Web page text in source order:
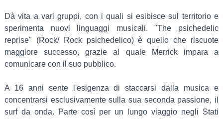
Dà vita a vari gruppi, con i quali si esibisce sul territorio e
sperimenta nuovi linguaggi musicali. "The psichedelic
reprise" (Rock/ Rock psichedelico) è quello che riscuote
maggiore successo, grazie al quale Merrick impara a
comunicare con il suo pubblico.
A 16 anni sente l'esigenza di staccarsi dalla musica e
concentrarsi esclusivamente sulla sua seconda passione, il
surf da onda. Parte così per un lungo viaggio negli Stati